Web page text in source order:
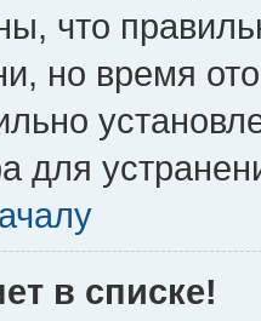
что
но время
для
в списке!